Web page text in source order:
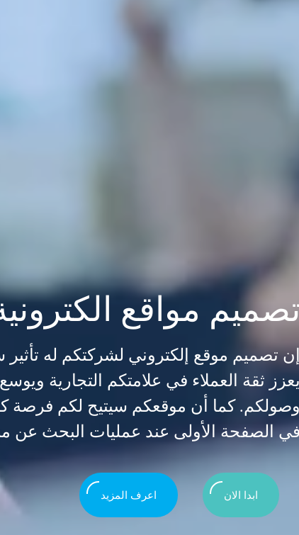
تصميم مواقع
إن تصميم موقع إلكتروني لشركتكم له
يعزز ثقة العملاء في علامتكم التجارية
وصولكم. كما أن موقعكم سيتيح لكم فرصة
في الصفحة الأولى عند عمليات البحث عن
اعرف المزيد ابدا الان